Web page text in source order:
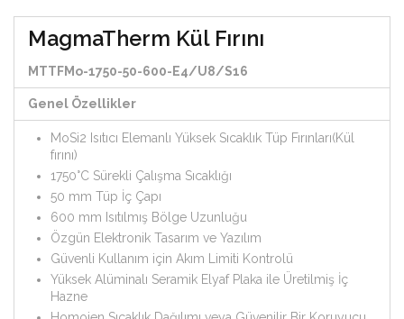
MagmaTherm Kül Fırını
MTTFMo-1750-50-600-E4/U8/S16
Genel Özellikler
MoSi2 Isıtıcı Elemanlı Yüksek Sıcaklık Tüp Fırınları(Kül
fırını)
1750°C Sürekli Çalışma Sıcaklığı
50 mm Tüp İç Çapı
600 mm Isıtılmış Bölge Uzunluğu
Özgün Elektronik Tasarım ve Yazılım
Güvenli Kullanım için Akım Limiti Kontrolü
Yüksek Alüminalı Seramik Elyaf Plaka ile Üretilmiş İç
Hazne